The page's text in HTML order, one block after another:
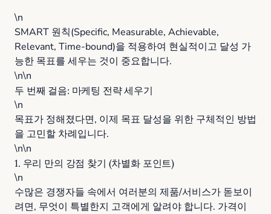
\n
SMART 원칙(Specific, Measurable, Achievable,
Relevant, Time-bound)을 적용하여 현실적이고 달성 가
능한 목표를 세우는 것이 중요합니다.
\n\n
두 번째 걸음: 마케팅 전략 세우기
\n
목표가 정해졌다면, 이제 목표 달성을 위한 구체적인 방법
을 고민할 차례입니다.
\n\n
1. 우리 만의 강점 찾기 (차별화 포인트)
\n
수많은 경쟁자들 속에서 여러분의 제품/서비스가 돋보이
려면, 무엇이 특별한지 고객에게 알려야 합니다. 가격이